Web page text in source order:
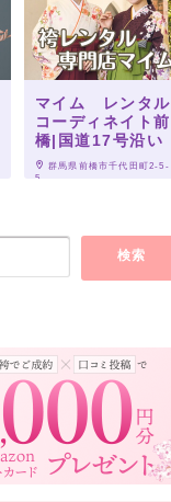
マイム レンタル
コーディネイト前
橋|国道17号沿い
群馬県前橋市千代田町2-5-
5
検索